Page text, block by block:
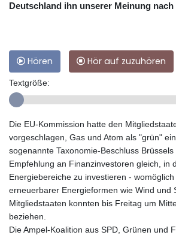
Deutschland ihn unserer Meinung nach
Hören Hör auf zuzuhören
Textgröße:
Die EU-Kommission hatte den
vorgeschlagen, Gas und Atom als "grün"
sogenannte Taxonomie-Beschluss
Empfehlung an Finanzinvestoren gleich, in
Energiebereiche zu investieren - womöglich
erneuerbarer Energieformen wie Wind und
Mitgliedstaaten konnten bis Freitag um
beziehen.
Die Ampel-Koalition aus SPD, Grünen und